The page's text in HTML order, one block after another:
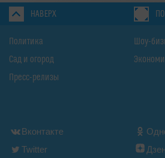
НАВЕРХ
Политика
Сад и огород
Пресс-релизы
Шоу-
Вконтакте
Twitter
Дзен